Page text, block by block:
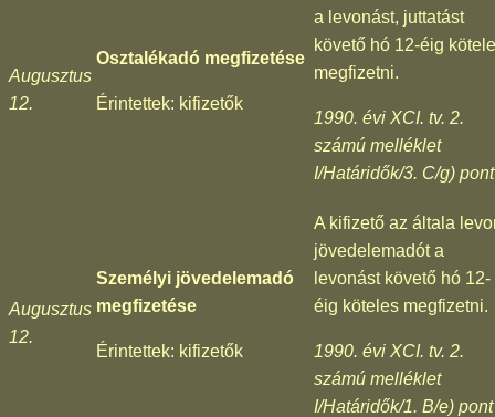
Augusztus
12.
Osztalékadó megfizetése
Érintettek: kifizetők
a levonást, juttatást
követő hó 12-éig
megfizetni.
1990. évi XCI. tv. 2.
számú melléklet
I/Határidők/3. C/g) pont
Augusztus
12.
Személyi jövedelemadó
megfizetése
Érintettek: kifizetők
A kifizető az általa
jövedelemadót a
levonást követő hó 12-
éig köteles megfizetni.
1990. évi XCI. tv. 2.
számú melléklet
I/Határidők/1. B/e) pont